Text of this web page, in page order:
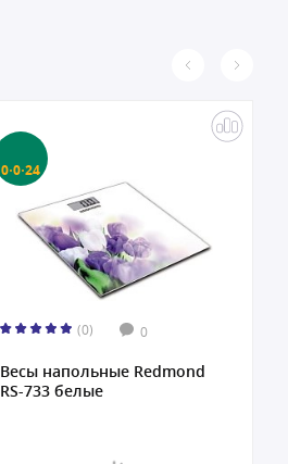
0·0·24
(0) 0
Весы напольные Redmond
RS-733 белые